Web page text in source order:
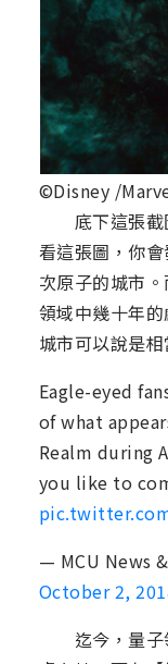
©Disney /
底下這張截
看這張圖，你
次原子的城市
領域中幾十年
城市可以說是
Eagle-eyed
of what
Realm during
you like to
— MCU News
October 2,
迄今，量子